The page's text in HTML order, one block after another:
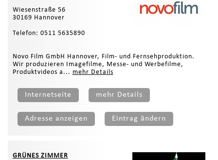
Wiesenstraße 56
30169 Hannover
Telefon: 0511 5635890
Novo Film GmbH Hannover, Film- und Fernsehproduktion.
Wir produzieren Imagefilme, Messe- und Werbefilme,
Produktvideos a... mehr Details
Internetseite mehr Details
Adresse anzeigen Eintrag ändern
GRÜNES ZIMMER